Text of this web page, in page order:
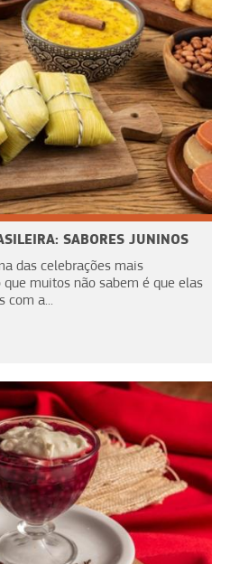
SABORES JUNINOS
das celebrações mais
muitos não sabem é que elas
com a...